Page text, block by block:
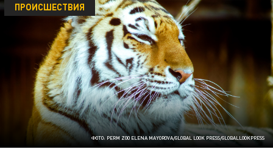
ФОТО: PERM ZOO ELENA MAYOROVA/GLOBAL LOOK PRESS/GLOBALLOOKPRESS
ПРОИСШЕСТВИЯ